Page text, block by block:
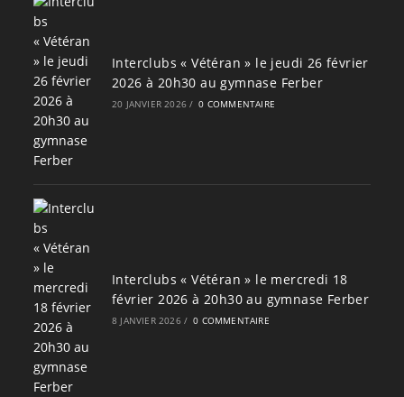
Interclubs « Vétéran » le jeudi 26 février
2026 à 20h30 au gymnase Ferber
20 JANVIER 2026 / 0 COMMENTAIRE
Interclubs « Vétéran » le mercredi 18
février 2026 à 20h30 au gymnase Ferber
8 JANVIER 2026 / 0 COMMENTAIRE